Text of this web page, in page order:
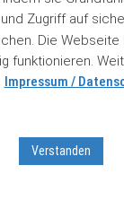
zum
relativ neu im
kurz- und
Es ist schon
Monaten bin ich mit
Zugriff auf
Die Webseite
funktionieren.
Impressum /
Verstanden